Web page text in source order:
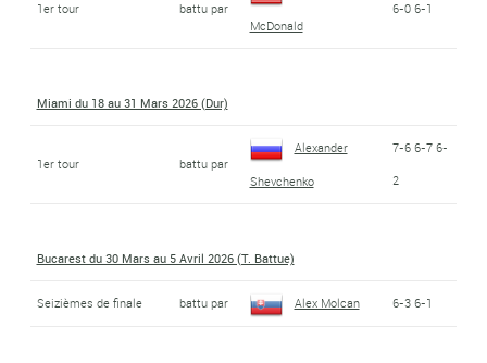
1er tour battu par
McDonald
6-0 6-1
Miami du 18 au 31 Mars 2026 (Dur)
1er tour battu par
Alexander
Shevchenko
7-6 6-7 6-
2
Bucarest du 30 Mars au 5 Avril 2026 (T. Battue)
Seizièmes de finale battu par Alex Molcan 6-3 6-1